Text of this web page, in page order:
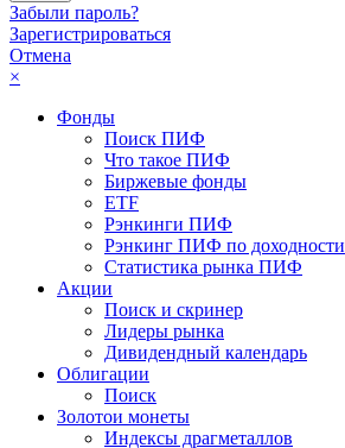
Забыли пароль?
Зарегистрироваться
Отмена
×
Фонды
Поиск ПИФ
Что такое ПИФ
Биржевые фонды
ETF
Рэнкинги ПИФ
Рэнкинг ПИФ по доходности
Статистика рынка ПИФ
Акции
Поиск и скринер
Лидеры рынка
Дивидендный календарь
Облигации
Поиск
Золотои монеты
Индексы драгметаллов